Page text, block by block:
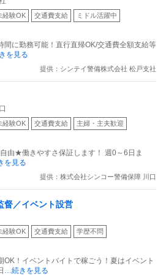
経験OK 交通費支給 ミドル活躍中
間に勤務可能！直行直帰OK/交通費全額支給等
を見る
提供：シンテイ警備株式会社 松戸支社
経験OK 交通費支給 主婦・主夫歓迎
由★働きやすさ保証します！ 週0～6日ま
を見る
提供：株式会社シンコー警備保障 川口
督／イベント設営
経験OK 交通費支給 学歴不問
OK！イベントバイトで稼ごう！夏はイベント
…続きを見る